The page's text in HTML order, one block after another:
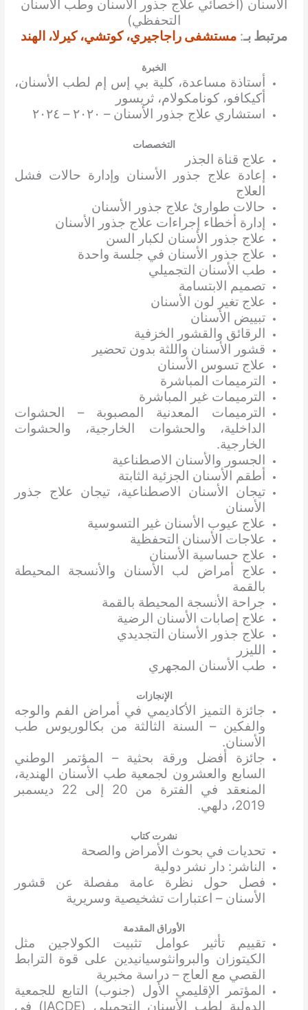
الأسنان (أخصائي علاج جذور الأسنان وطب الأسنان
التحفظي)
مرتبط بـ: مستشفى راجاجيري، كوتشي، كيرلا، الهند
الخبرة
أستاذة مساعدة، كلية بي إس إم لطب الأسنان،
أكيكافو، كونامكولام، ثريسور
استشاري علاج جذور الأسنان – ٢٠٢٠ – ٢٠٢٤
التخصصات
علاج قناة الجذر
إعادة علاج جذور الأسنان وإدارة حالات فشل
العلاج
حالات طوارئ علاج جذور الأسنان
إدارة أخطاء إجراءات علاج جذور الأسنان
علاج جذور الأسنان لكبار السن
علاج جذور الأسنان في جلسة واحدة
طب الأسنان التجميلي
تصميم الابتسامة
علاج تغير لون الأسنان
تبييض الأسنان
الرقائق والقشور الخزفية
قشور الأسنان واللثة بدون تحضير
علاج تسوس الأسنان
الترميمات المباشرة
الترميمات غير المباشرة
الترميمات المعدنية المصبوبة – الحشوات
الداخلية، والحشوات الخارجية، والحشوات
الخارجية.
الجسور والأسنان الاصطناعية
أطقم الأسنان الجزئية الثابتة
تيجان الأسنان الاصطناعية، تيجان علاج جذور
الأسنان
علاج عيوب الأسنان غير التسوسية
علاجات الأسنان التحفظية
علاج حساسية الأسنان
علاج أمراض لب الأسنان والأنسجة المحيطة
بالقمة
جراحة الأنسجة المحيطة بالقمة
علاج إصابات الأسنان الرضية
علاج جذور الأسنان التجديدي
الليزر
طب الأسنان المجهري
الإنجازات
جائزة التميز الأكاديمي في أمراض الفم والوجه
والفكين – السنة الثالثة من بكالوريوس طب
الأسنان.
جائزة أفضل ورقة بحثية – المؤتمر الوطني
السابع والعشرون لجمعية طب الأسنان الهندية،
المنعقد في الفترة من 20 إلى 22 ديسمبر
2019، دلهي.
نشرت كتاب
تحديات في بحوث الأمراض والصحة
الناشر: دار نشر دولية
فصل حول نظرة عامة مفصلة عن قشور
الأسنان – اعتبارات تشخيصية وسريرية
الأوراق المقدمة
تقييم تأثير عوامل تثبيت الكولاجين مثل
الكيتوزان والبروانثوسيانيدين على قوة الترابط
القصي مع العاج – دراسة مخبرية
المؤتمر الإقليمي الأول (جنوب) التابع للجمعية
الدولية لطب الأسنان التجميلي (IACDE) في